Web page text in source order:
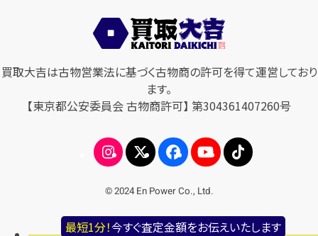
最短1分！今すぐ査定金額をお伝えいたします
買取大吉は古物営業法に基づく古物商の許可を得て運営しており
ます。
【東京都公安委員会 古物商許可】 第304361407260号
© 2024 En Power Co., Ltd.